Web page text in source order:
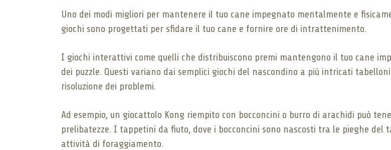
Uno dei modi migliori per mantenere il tuo cane impegnato mentalmente e
giochi sono progettati per sfidare il tuo cane e fornire ore di intrattenimento.
I giochi interattivi come quelli che distribuiscono premi mantengono il tuo cane
dei puzzle. Questi variano dai semplici giochi del nascondino a più intricati
risoluzione dei problemi.
Ad esempio, un giocattolo Kong riempito con bocconcini o burro di arachidi può
prelibatezze. I tappetini da fiuto, dove i bocconcini sono nascosti tra le pieghe del
attività di foraggiamento.